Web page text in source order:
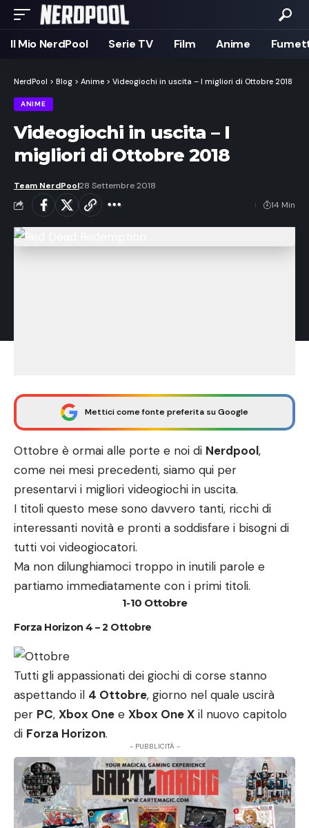
Il Mio NerdPool Serie TV Film Anime
NerdPool > Blog > Anime > Videogiochi in uscita – I migliori di Ottobre 2018
ANIME
Videogiochi in uscita – I
migliori di Ottobre 2018
Team NerdPool28 Settembre 2018
14 Min
Mettici come fonte preferita su Google
Ottobre è ormai alle porte e noi di Nerdpool,
come nei mesi precedenti, siamo qui per
presentarvi i migliori videogiochi in uscita.
I titoli questo mese sono davvero tanti, ricchi di
interessanti novità e pronti a soddisfare i bisogni di
tutti voi videogiocatori.
Ma non dilunghiamoci troppo in inutili parole e
partiamo immediatamente con i primi titoli.
1-10 Ottobre
Forza Horizon 4 – 2 Ottobre
Tutti gli appassionati dei giochi di corse stanno
aspettando il 4 Ottobre, giorno nel quale uscirà
per PC, Xbox One e Xbox One X il nuovo capitolo
di Forza Horizon.
- PUBBLICITÀ -